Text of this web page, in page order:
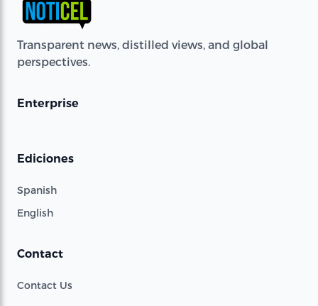
Transparent news, distilled views, and global
perspectives.
Enterprise
Ediciones
Spanish
English
Contact
Contact Us